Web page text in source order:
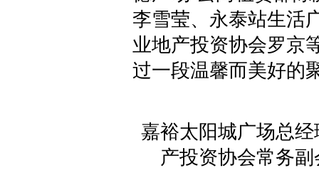
李雪莹、永泰站生活
业地产投资协会罗京
过一段温馨而美好的
嘉裕太阳城广场总
产投资协会常务